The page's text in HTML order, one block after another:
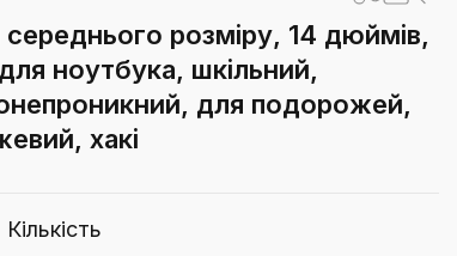
розміру, 14 дюймів,
ноутбука, шкільний,
для подорожей,
хакі
Кількість